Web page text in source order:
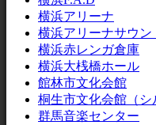
横浜アリーナ
横浜アリーナサウン
横浜赤レンガ倉庫
横浜大桟橋ホール
館林市文化会館
桐生市文化会館（シ
群馬音楽センター